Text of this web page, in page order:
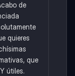
de
quieres
que
útiles.